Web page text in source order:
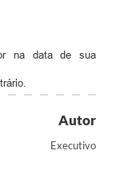
na data de sua
Autor
Executivo